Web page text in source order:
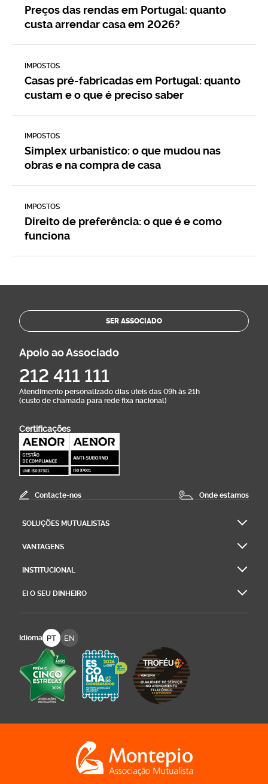
Preços das rendas em Portugal: quanto
custa arrendar casa em 2026?
IMPOSTOS
Casas pré-fabricadas em Portugal: quanto
custam e o que é preciso saber
IMPOSTOS
Simplex urbanístico: o que mudou nas
obras e na compra de casa
IMPOSTOS
Direito de preferência: o que é e como
funciona
SER ASSOCIADO
Apoio ao Associado
212 411 111
Atendimento personalizado dias úteis das 09h às 21h
(custo de chamada para rede fixa nacional)
Certificações
Contacte-nos Onde estamos
SOLUÇÕES MUTUALISTAS
VANTAGENS
INSTITUCIONAL
EI O SEU DINHEIRO
Idioma PT EN
Logo Montepio Associação Mutualista -